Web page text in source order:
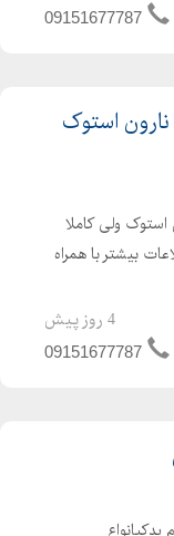
09151677787
استوک
استوک ولی کاملا
بیشتر با همراه
4 روز پیش
09151677787
یدکیانواع